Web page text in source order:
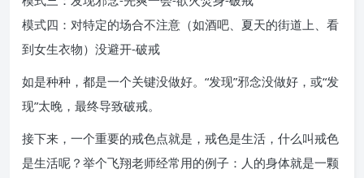
模式四：对特定的场合不注意（如酒吧、夏天的街道上、看
到女生衣物）没避开-破戒
如是种种，都是一个关键没做好。“发现”邪念没做好，或“发
现”太晚，最终导致破戒。
接下来，一个重要的戒色点就是，戒色是生活，什么叫戒色
是生活呢？举个飞翔老师经常用的例子：人的身体就是一颗